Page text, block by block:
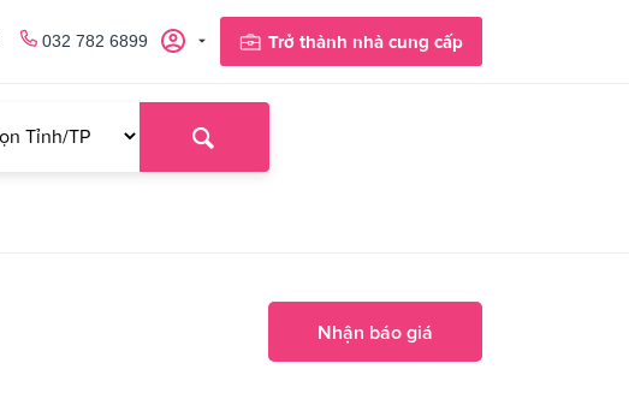
Trở thành nhà cung cấp
032 782 6899
Nhận báo giá